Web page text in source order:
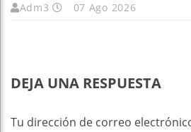
Adm3 07 Ago 2026
DEJA UNA RESPUESTA
Tu dirección de correo